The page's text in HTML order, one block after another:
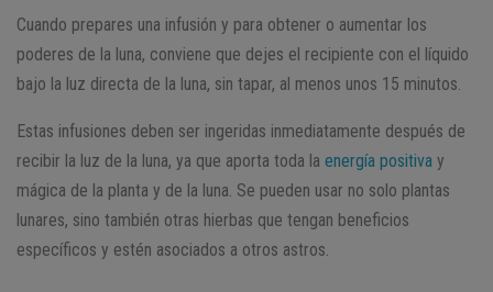
Cuando prepares una infusión y para obtener o aumentar los
poderes de la luna, conviene que dejes el recipiente con el líquido
bajo la luz directa de la luna, sin tapar, al menos unos 15 minutos.
Estas infusiones deben ser ingeridas inmediatamente después de
recibir la luz de la luna, ya que aporta toda la energía positiva y
mágica de la planta y de la luna. Se pueden usar no solo plantas
lunares, sino también otras hierbas que tengan beneficios
específicos y estén asociados a otros astros.